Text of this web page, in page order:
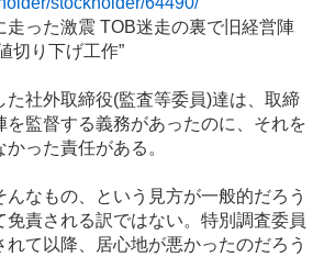
走った激震 TOB迷走の裏で旧経営陣
切り下げ工作”
た社外取締役(監査等委員)達は、取締
を監督する義務があったのに、それを
った責任がある。
なもの、という見方が一般的だろう
免責される訳ではない。特別調査委員
て以降、居心地が悪かったのだろう